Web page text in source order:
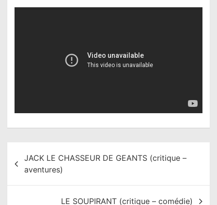
JACK LE CHASSEUR DE GEANTS (critique –
aventures)
LE SOUPIRANT (critique – comédie)